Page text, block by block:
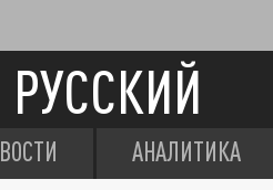
АНАЛИТИКА